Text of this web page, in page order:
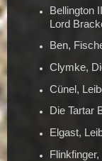
Bellington
Lord
Ben,
Clymke,
Cünel,
Die Tartar
Elgast,